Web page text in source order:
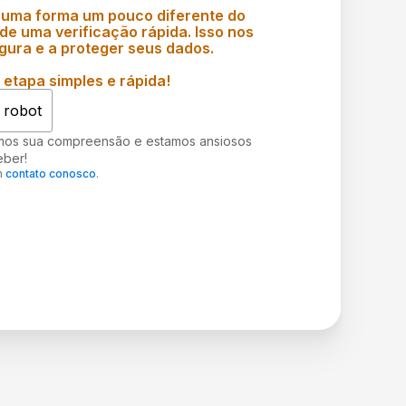
forma um pouco diferente do
uma verificação rápida. Isso nos
e a proteger seus dados.
simples e rápida!
robot
sua compreensão e estamos ansiosos
contato conosco.